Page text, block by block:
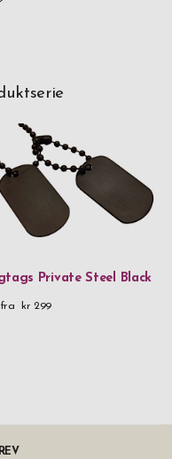
Private Steel Black
fra kr 299